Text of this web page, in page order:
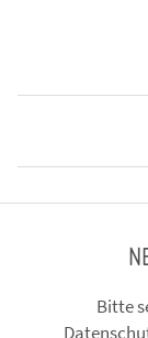
Bitte